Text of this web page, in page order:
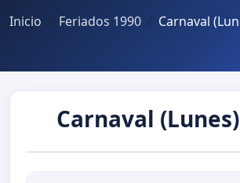
Inicio Feriados 1990 Carnaval
Carnaval